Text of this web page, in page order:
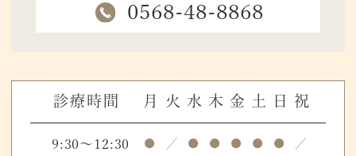
0568-48-8868
診療時間 月 火 水 木 金 土 日 祝
9:30～12:30 ● ／ ● ● ● ● ● ／